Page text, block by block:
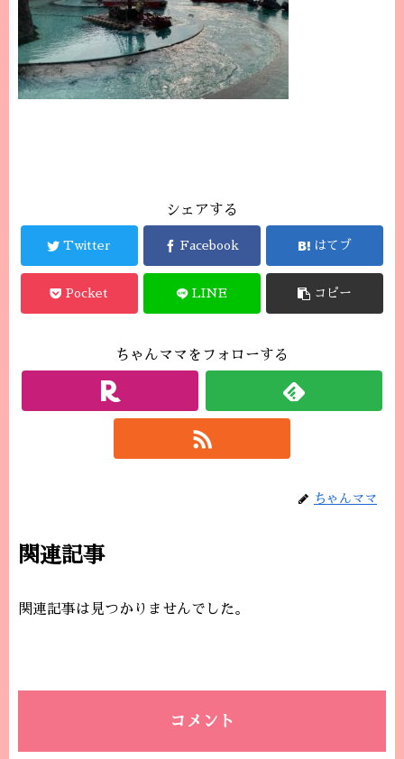
シェアする
Twitter Facebook はてブ
Pocket LINE コピー
ちゃんママをフォローする
ちゃんママ
関連記事
関連記事は見つかりませんでした。
コメント